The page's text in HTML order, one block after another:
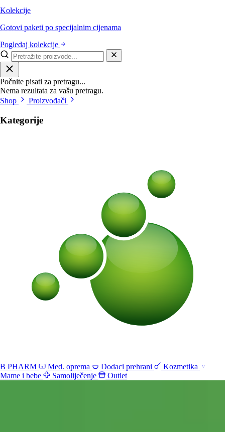
Kolekcije
Gotovi paketi po specijalnim cijenama
Pogledaj kolekcije
Počnite pisati za pretragu...
Nema rezultata za vašu pretragu.
Shop
Proizvođači
Kategorije
B PHARM Med. oprema Dodaci prehrani
Kozmetika
Mame i bebe
Samoliječenje Outlet